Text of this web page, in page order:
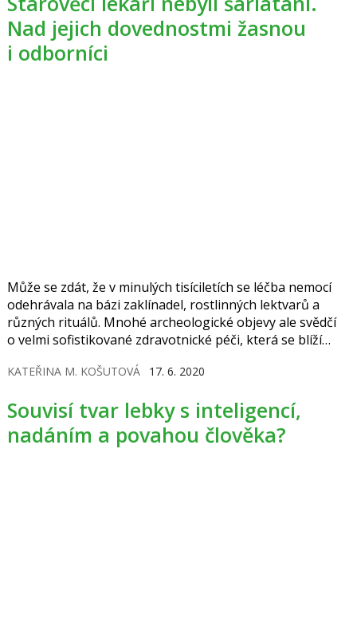
Nad jejich dovednostmi žasnou
i odborníci
Může se zdát, že v minulých tisíciletích se léčba nemocí
odehrávala na bázi zaklínadel, rostlinných lektvarů a
různých rituálů. Mnohé archeologické objevy ale svědčí
o velmi sofistikované zdravotnické péči, která se blíží
KATEŘINA M. KOŠUTOVÁ 17. 6. 2020
Souvisí tvar lebky s inteligencí,
nadáním a povahou člověka?